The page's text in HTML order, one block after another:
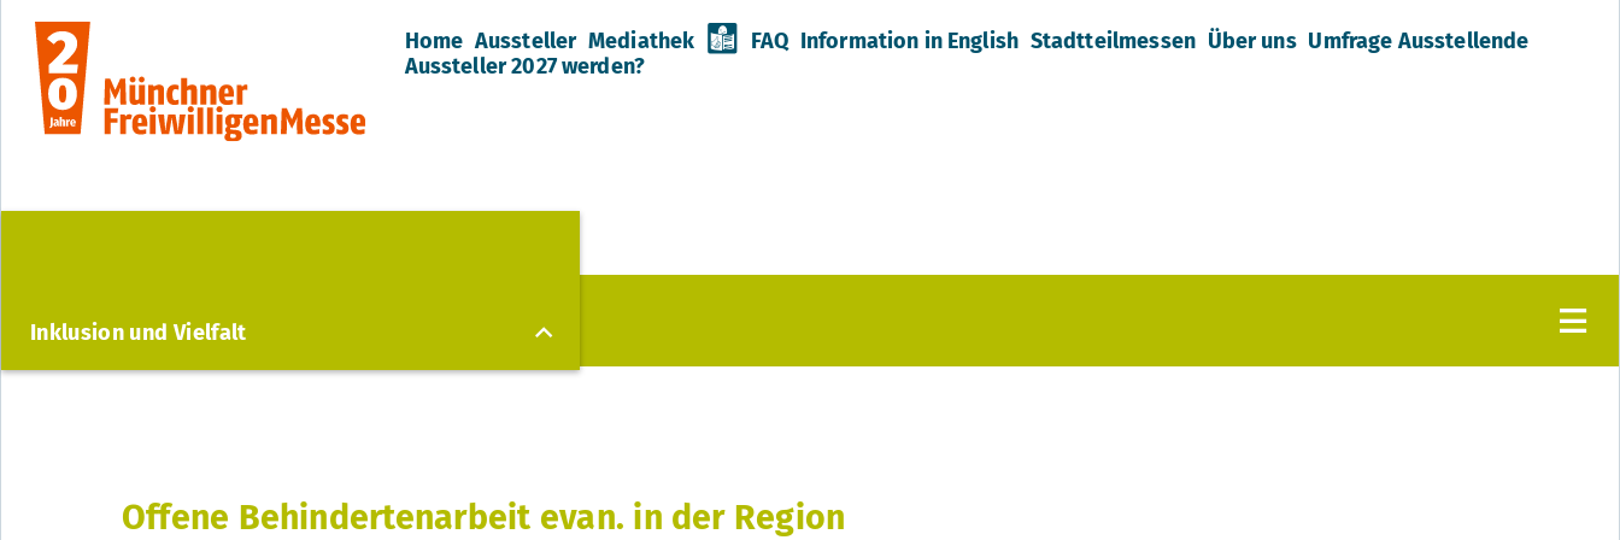
Home Aussteller Mediathek FAQ Information in English Stadtteilmessen Über uns Umfrage Ausstellende
Aussteller 2027 werden?
Inklusion und Vielfalt
Gemeinsam Leben Lernen e.V.
Offene Behindertenarbeit evan. in der Region